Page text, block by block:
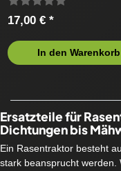
17,00 € *
In den Warenkorb
Ersatzteile für
Dichtungen bis
Ein Rasentraktor besteht
stark beansprucht werden.